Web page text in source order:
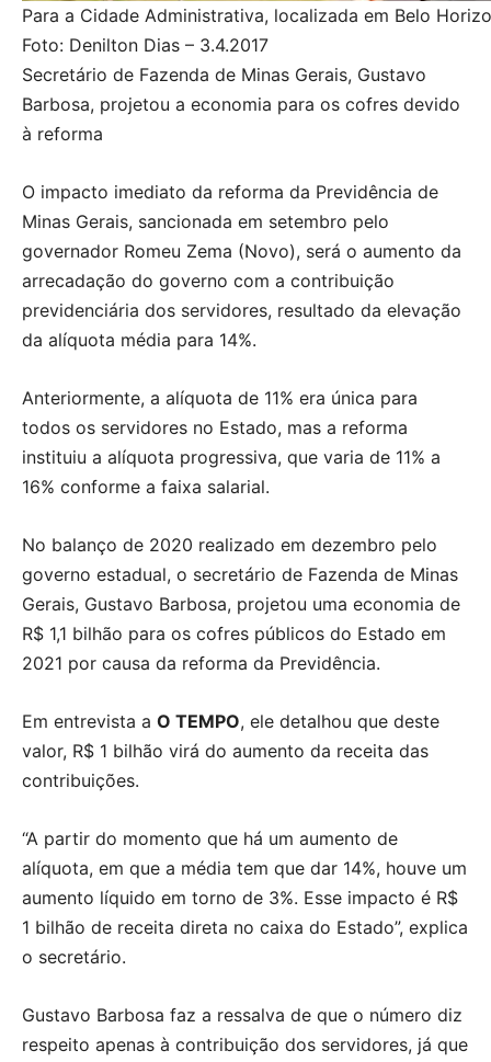
Para a Cidade Administrativa, localizada em Belo
Foto: Denilton Dias – 3.4.2017
Secretário de Fazenda de Minas Gerais, Gustavo
Barbosa, projetou a economia para os cofres devido
à reforma
O impacto imediato da reforma da Previdência de
Minas Gerais, sancionada em setembro pelo
governador Romeu Zema (Novo), será o aumento da
arrecadação do governo com a contribuição
previdenciária dos servidores, resultado da elevação
da alíquota média para 14%.
Anteriormente, a alíquota de 11% era única para
todos os servidores no Estado, mas a reforma
instituiu a alíquota progressiva, que varia de 11% a
16% conforme a faixa salarial.
No balanço de 2020 realizado em dezembro pelo
governo estadual, o secretário de Fazenda de Minas
Gerais, Gustavo Barbosa, projetou uma economia de
R$ 1,1 bilhão para os cofres públicos do Estado em
2021 por causa da reforma da Previdência.
Em entrevista a O TEMPO, ele detalhou que deste
valor, R$ 1 bilhão virá do aumento da receita das
contribuições.
“A partir do momento que há um aumento de
alíquota, em que a média tem que dar 14%, houve um
aumento líquido em torno de 3%. Esse impacto é R$
1 bilhão de receita direta no caixa do Estado”, explica
o secretário.
Gustavo Barbosa faz a ressalva de que o número diz
respeito apenas à contribuição dos servidores, já que